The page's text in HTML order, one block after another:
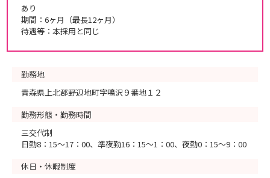
あり
期間：6ヶ月（最長12ヶ月）
待遇等：本採用と同じ
勤務地
青森県上北郡野辺地町字鳴沢９番地１２
勤務形態・勤務時間
三交代制
日勤8：15～17：00、準夜勤16：15～1：00、夜勤0：15～9：00
休日・休暇制度